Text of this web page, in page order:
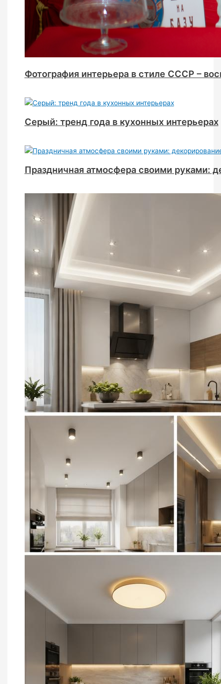
Фотография интерьера в стиле СССР –
Серый: тренд года в кухонных интерьерах
Праздничная атмосфера своими руками: